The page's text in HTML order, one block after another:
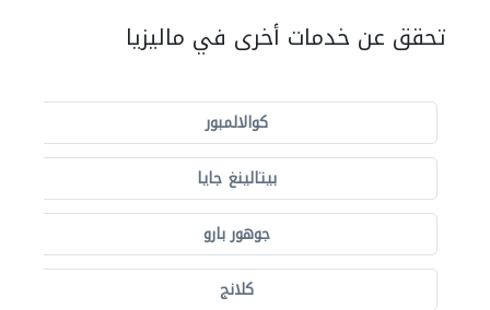
تحقق عن خدمات أخرى في ماليزيا
كوالالمبور
بيتالينغ جايا
جوهور بارو
كلانج